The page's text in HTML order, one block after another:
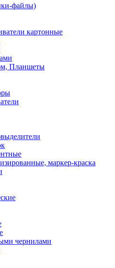
файлы)
картонные
Планшеты
маркер-краска
чернилами